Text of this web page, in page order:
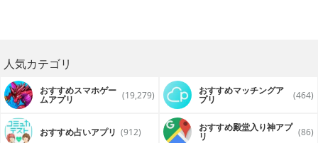
人気カテゴリ
おすすめスマホゲー
ムアプリ (19,279) おすすめマッチングア
プリ (464)
おすすめ占いアプリ (912) おすすめ殿堂入り神アプ
リ (86)